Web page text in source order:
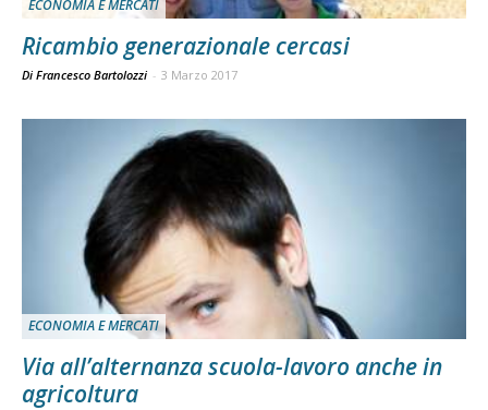
ECONOMIA E MERCATI
Ricambio generazionale cercasi
Di Francesco Bartolozzi - 3 Marzo 2017
ECONOMIA E MERCATI
Via all’alternanza scuola-lavoro anche in
agricoltura